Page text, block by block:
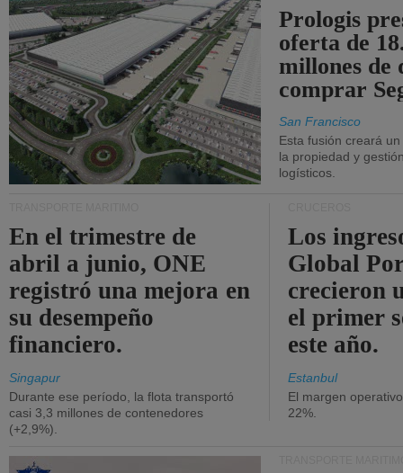
Prologis
oferta de
millones de
comprar
San Francisco
Esta fusión creará
la propiedad y
logísticos.
En el trimestre de
abril a junio, ONE
registró una mejora en
su desempeño
financiero.
Singapur
Durante ese período, la flota transportó
casi 3,3 millones de contenedores
(+2,9%).
Los
Global
crecieron
el primer
este año.
Estanbul
El margen
22%.